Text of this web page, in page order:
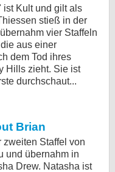
ist Kult und gilt als
stieß in der
vier Staffeln
aus einer
dem Tod ihres
Hills zieht. Sie ist
durchschaut...
Brian
zweiten Staffel von
und übernahm in
Drew. Natasha ist